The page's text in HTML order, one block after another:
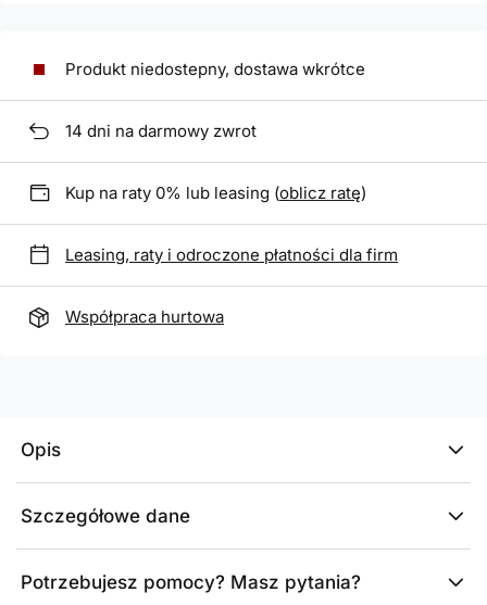
Produkt niedostepny, dostawa wkrótce
14 dni na darmowy zwrot
Kup na raty 0% lub leasing (oblicz ratę)
Leasing, raty i odroczone płatności dla firm
Współpraca hurtowa
Opis
Szczegółowe dane
Potrzebujesz pomocy? Masz pytania?